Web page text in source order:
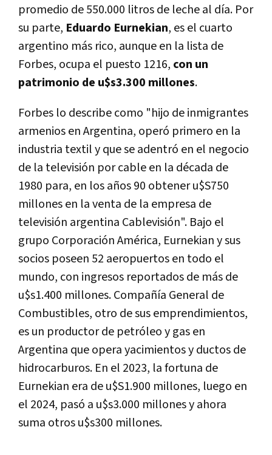
promedio de 550.000 litros de leche al día. Por
su parte, Eduardo Eurnekian, es el cuarto
argentino más rico, aunque en la lista de
Forbes, ocupa el puesto 1216, con un
patrimonio de u$s3.300 millones.
Forbes lo describe como "hijo de inmigrantes
armenios en Argentina, operó primero en la
industria textil y que se adentró en el negocio
de la televisión por cable en la década de
1980 para, en los años 90 obtener u$S750
millones en la venta de la empresa de
televisión argentina Cablevisión". Bajo el
grupo Corporación América, Eurnekian y sus
socios poseen 52 aeropuertos en todo el
mundo, con ingresos reportados de más de
u$s1.400 millones. Compañía General de
Combustibles, otro de sus emprendimientos,
es un productor de petróleo y gas en
Argentina que opera yacimientos y ductos de
hidrocarburos. En el 2023, la fortuna de
Eurnekian era de u$S1.900 millones, luego en
el 2024, pasó a u$s3.000 millones y ahora
suma otros u$s300 millones.